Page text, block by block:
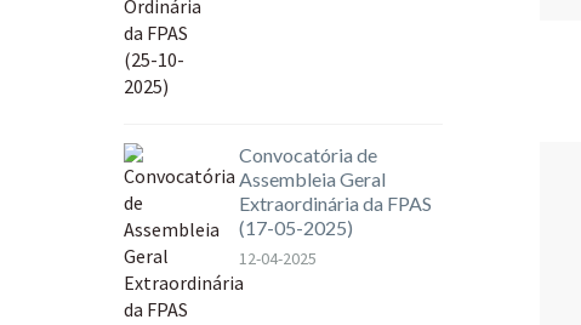
Convocatória de
Assembleia Geral
Extraordinária da FPAS
(17-05-2025)
12-04-2025